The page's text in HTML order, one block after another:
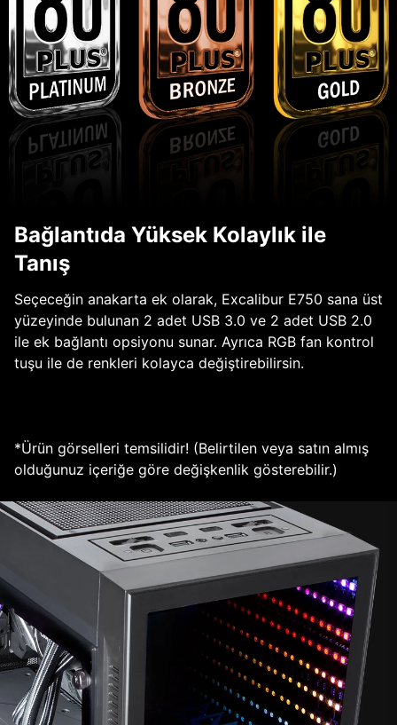
Bağlantıda Yüksek Kolaylık ile
Tanış
Seçeceğin anakarta ek olarak, Excalibur E750 sana üst
yüzeyinde bulunan 2 adet USB 3.0 ve 2 adet USB 2.0
ile ek bağlantı opsiyonu sunar. Ayrıca RGB fan kontrol
tuşu ile de renkleri kolayca değiştirebilirsin.
*Ürün görselleri temsilidir! (Belirtilen veya satın almış
olduğunuz içeriğe göre değişkenlik gösterebilir.)